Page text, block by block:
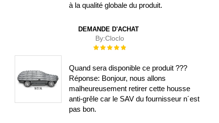
à la qualité globale du produit.
DEMANDE D'ACHAT
By:Cloclo
Évaluation :
Quand sera disponible ce produit ???
Réponse: Bonjour, nous allons
malheureusement retirer cette housse
anti-grêle car le SAV du fournisseur n´est
pas bon.